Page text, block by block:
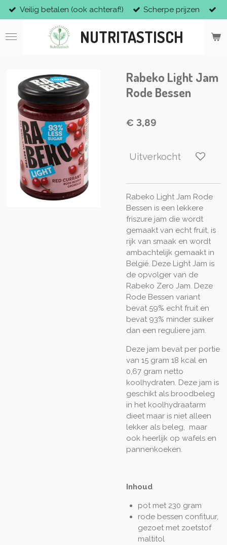
Ga
direct
naar
NUTRITASTISCH
Veilig betalen (ook achteraf!) Scherpe prijzen
Rabeko Light Jam
Rode Bessen
€ 3,89
Uitverkocht
Rabeko Light Jam Rode
Bessen is een lekkere
friszure jam die wordt
gemaakt van echt fruit, is
rijk van smaak en wordt
ambachtelijk gemaakt in
België. Deze Light Jam is
de opvolger van de
Rabeko Zero Jam. Deze
Rode Bessen variant
bevat 59% echt fruit en
bevat 93% minder suiker
dan een reguliere jam.
Deze jam bevat per portie
van 15 gram 18 kcal en
0,67 gram netto
koolhydraten. Deze jam is
geschikt als broodbeleg
in het koolhydraatarm
dieet maar is niet alleen
lekker als beleg, maar
ook heerlijk op wafels en
pannenkoeken.
Inhoud
pot met 230 gram
rode bessen confituur,
gezoet met zoetstof
maltitol